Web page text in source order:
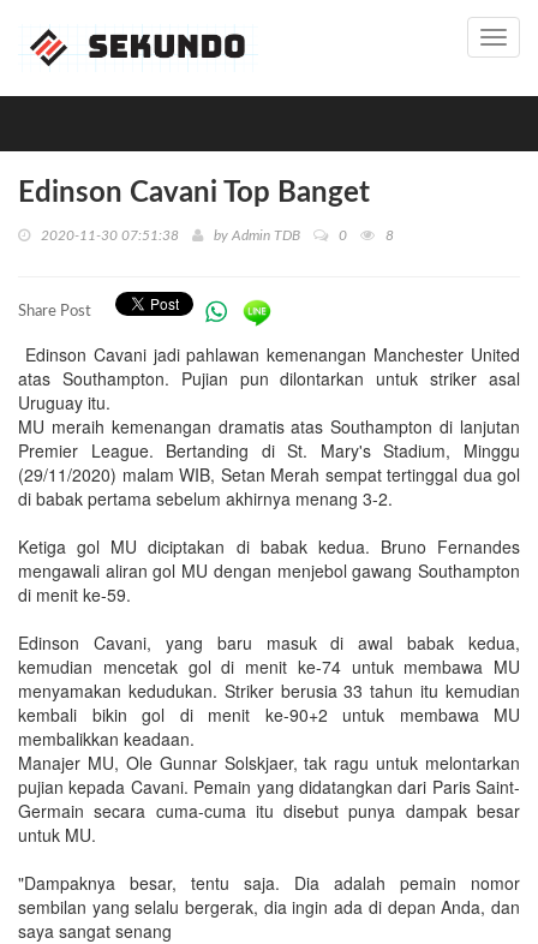
Edinson Cavani Top Banget
2020-11-30 07:51:38 by Admin TDB 0 8
Share Post
Edinson Cavani jadi pahlawan kemenangan Manchester United
atas Southampton. Pujian pun dilontarkan untuk striker asal
Uruguay itu.
MU meraih kemenangan dramatis atas Southampton di lanjutan
Premier League. Bertanding di St. Mary's Stadium, Minggu
(29/11/2020) malam WIB, Setan Merah sempat tertinggal dua gol
di babak pertama sebelum akhirnya menang 3-2.
Ketiga gol MU diciptakan di babak kedua. Bruno Fernandes
mengawali aliran gol MU dengan menjebol gawang Southampton
di menit ke-59.
Edinson Cavani, yang baru masuk di awal babak kedua,
kemudian mencetak gol di menit ke-74 untuk membawa MU
menyamakan kedudukan. Striker berusia 33 tahun itu kemudian
kembali bikin gol di menit ke-90+2 untuk membawa MU
membalikkan keadaan.
Manajer MU, Ole Gunnar Solskjaer, tak ragu untuk melontarkan
pujian kepada Cavani. Pemain yang didatangkan dari Paris Saint-
Germain secara cuma-cuma itu disebut punya dampak besar
untuk MU.
"Dampaknya besar, tentu saja. Dia adalah pemain nomor
sembilan yang selalu bergerak, dia ingin ada di depan Anda, dan
saya sangat senang